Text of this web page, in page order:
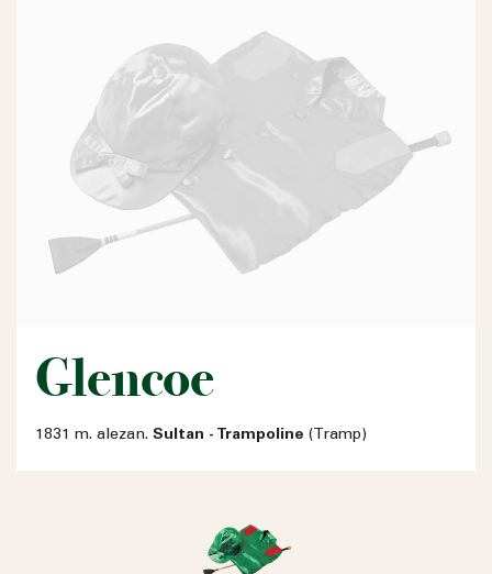
Glencoe
1831 m. alezan. Sultan - Trampoline (Tramp)